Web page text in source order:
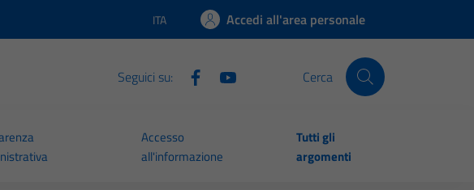
Lingua attiva:
ITA Accedi all'area personale
Seguici su: Cerca
Accesso
all'informazione
Tutti gli
argomenti